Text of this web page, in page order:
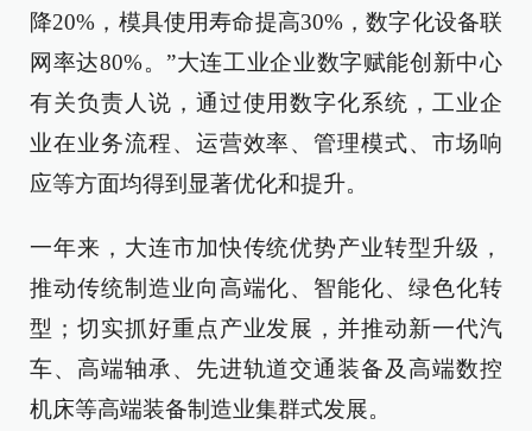
降20%，模具使用寿命提高30%，数字化设备联
网率达80%。”大连工业企业数字赋能创新中心
有关负责人说，通过使用数字化系统，工业企
业在业务流程、运营效率、管理模式、市场响
应等方面均得到显著优化和提升。
一年来，大连市加快传统优势产业转型升级，
推动传统制造业向高端化、智能化、绿色化转
型；切实抓好重点产业发展，并推动新一代汽
车、高端轴承、先进轨道交通装备及高端数控
机床等高端装备制造业集群式发展。